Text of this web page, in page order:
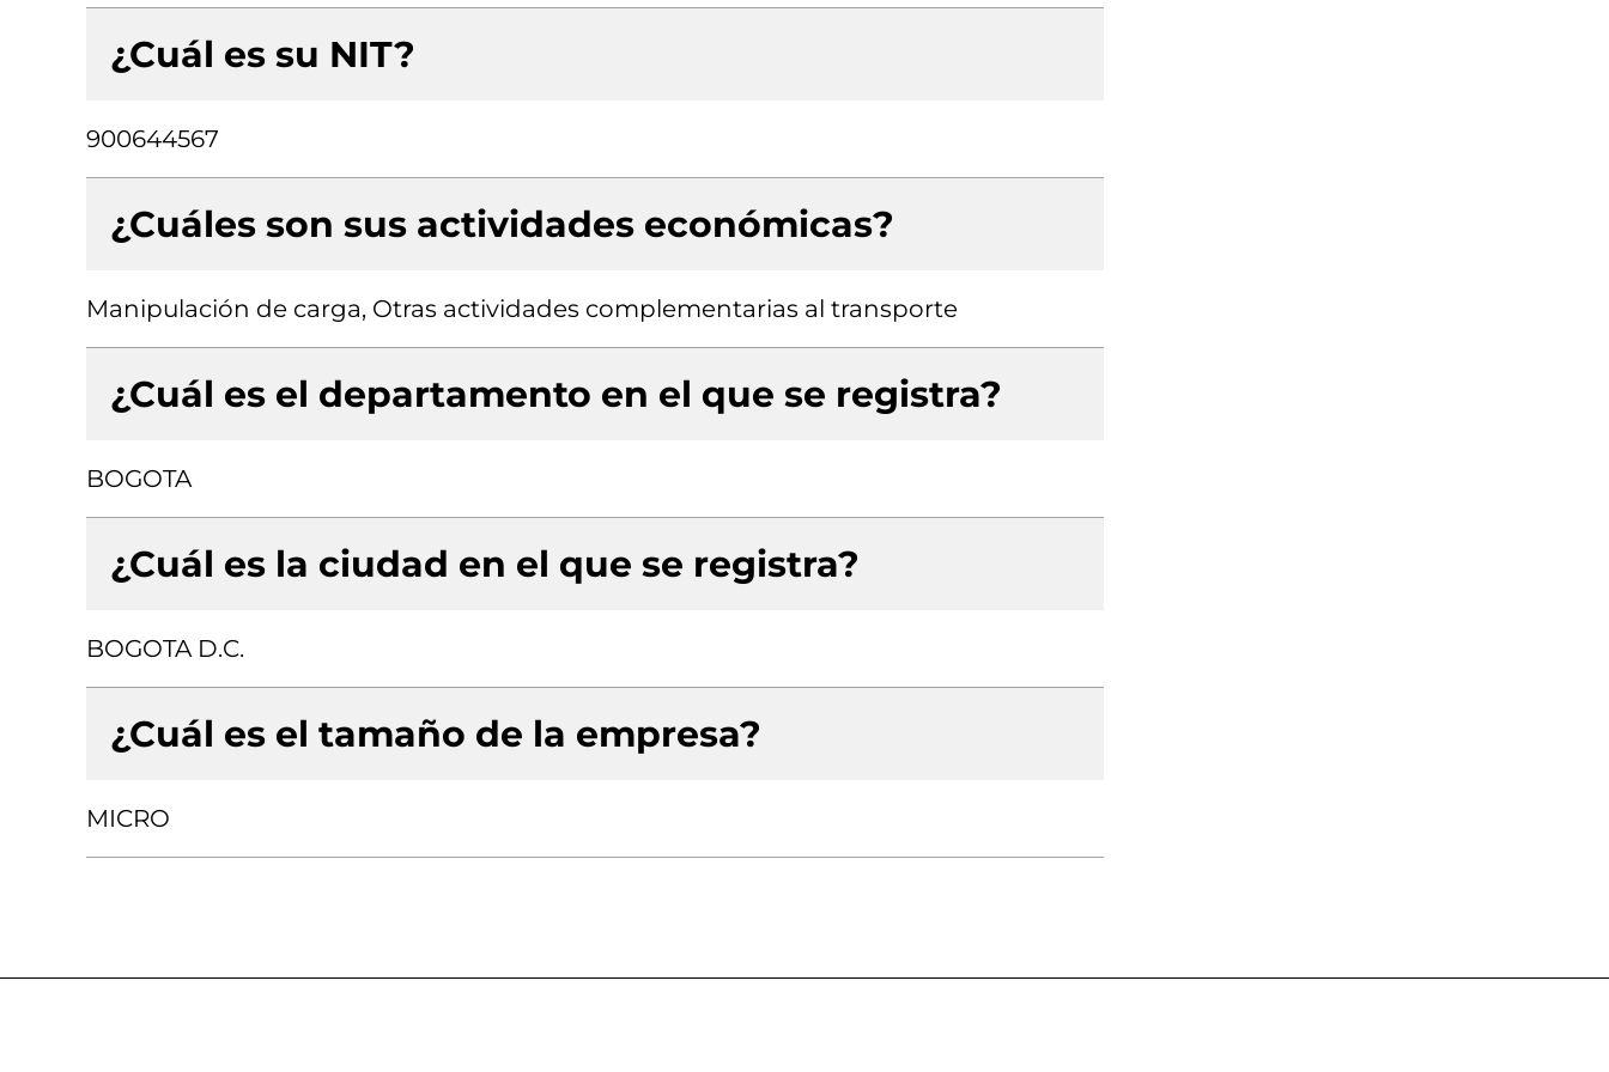
¿Cuál es su NIT?
900644567
¿Cuáles son sus actividades económicas?
Manipulación de carga, Otras actividades complementarias al transporte
¿Cuál es el departamento en el que se registra?
BOGOTA
¿Cuál es la ciudad en el que se registra?
BOGOTA D.C.
¿Cuál es el tamaño de la empresa?
MICRO